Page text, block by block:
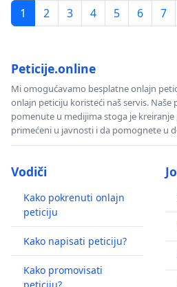
1
2 3 4 5 6 7
Peticije.online
Mi omogućavamo besplatne onlajn
onlajn peticiju koristeći naš servis. Naše
pomenute u medijima stoga je
primećeni u javnosti i da pomognete u
Vodiči
Kako pokrenuti onlajn
peticiju
Kako napisati peticiju?
Kako promovisati